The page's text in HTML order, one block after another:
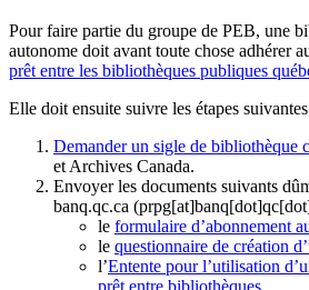
Pour faire partie du groupe de PEB, une
autonome doit avant toute chose adhérer
prêt entre les bibliothèques publiques
Elle doit ensuite suivre les étapes suivantes
Demander un sigle de bibliothèque
et Archives Canada.
Envoyer les documents suivants
banq.qc.ca
le formulaire d’abonnement
le questionnaire de création
l’Entente pour l’utilisation
prêt entre bibliothèques.